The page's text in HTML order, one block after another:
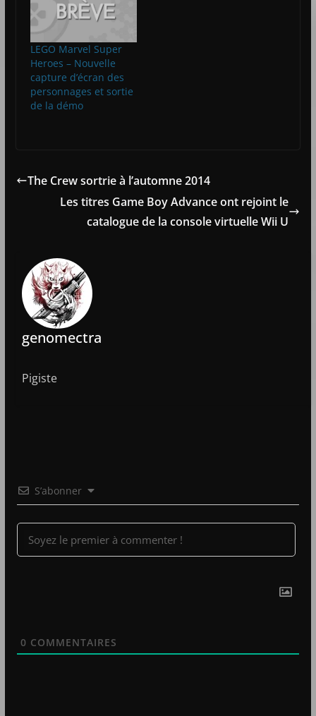
LEGO Marvel Super
Heroes – Nouvelle
capture d’écran des
personnages et sortie
de la démo
The Crew sortrie à l’automne 2014
Les titres Game Boy Advance ont rejoint le
catalogue de la console virtuelle Wii U
genomectra
Pigiste
S’abonner
0 COMMENTAIRES